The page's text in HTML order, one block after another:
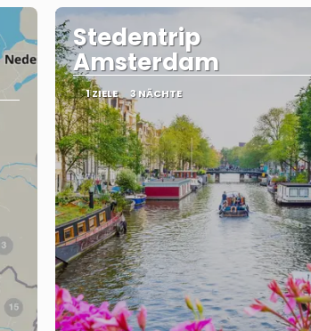
Stedentrip
Amsterdam
1 ZIELE 3 NÄCHTE